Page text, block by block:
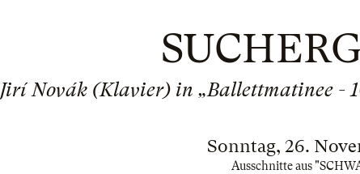
Jirí Novák (Klavier) in „Ballettmatinee -
Sonntag, 26.
Ausschnitte aus